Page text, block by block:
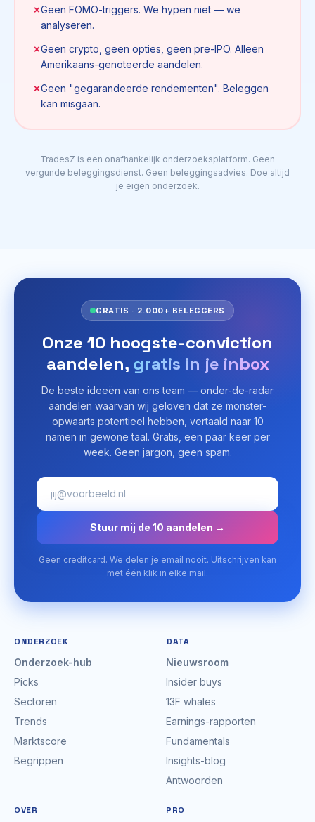
✗Geen FOMO-triggers. We hypen niet — we
analyseren.
✗Geen crypto, geen opties, geen pre-IPO. Alleen
Amerikaans-genoteerde aandelen.
✗Geen "gegarandeerde rendementen". Beleggen
kan misgaan.
TradesZ is een onafhankelijk onderzoeksplatform. Geen
vergunde beleggingsdienst. Geen beleggingsadvies. Doe altijd
je eigen onderzoek.
GRATIS · 2.000+ BELEGGERS
Onze 10 hoogste-conviction
aandelen, gratis in je inbox
De beste ideeën van ons team — onder-de-radar
aandelen waarvan wij geloven dat ze monster-
opwaarts potentieel hebben, vertaald naar 10
namen in gewone taal. Gratis, een paar keer per
week. Geen jargon, geen spam.
Stuur mij de 10 aandelen →
Geen creditcard. We delen je email nooit. Uitschrijven kan
met één klik in elke mail.
ONDERZOEK
Onderzoek-hub
Picks
Sectoren
Trends
Marktscore
Begrippen
DATA
Nieuwsroom
Insider buys
13F whales
Earnings-rapporten
Fundamentals
Insights-blog
Antwoorden
OVER PRO